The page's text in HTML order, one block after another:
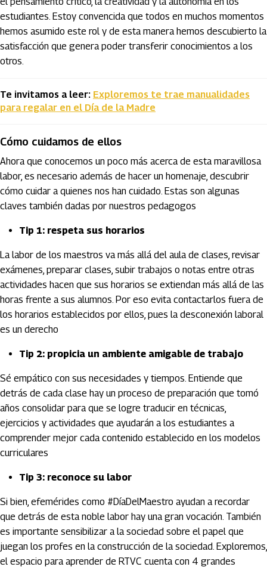
estudiantes. Estoy convencida que todos en muchos momentos
hemos asumido este rol y de esta manera hemos descubierto la
satisfacción que genera poder transferir conocimientos a los
otros.
Te invitamos a leer: Exploremos te trae manualidades
para regalar en el Día de la Madre
Cómo cuidamos de ellos
Ahora que conocemos un poco más acerca de esta maravillosa
labor, es necesario además de hacer un homenaje, descubrir
cómo cuidar a quienes nos han cuidado. Estas son algunas
claves también dadas por nuestros pedagogos
Tip 1: respeta sus horarios
La labor de los maestros va más allá del aula de clases, revisar
exámenes, preparar clases, subir trabajos o notas entre otras
actividades hacen que sus horarios se extiendan más allá de las
horas frente a sus alumnos. Por eso evita contactarlos fuera de
los horarios establecidos por ellos, pues la desconexión laboral
es un derecho
Tip 2: propicia un ambiente amigable de trabajo
Sé empático con sus necesidades y tiempos. Entiende que
detrás de cada clase hay un proceso de preparación que tomó
años consolidar para que se logre traducir en técnicas,
ejercicios y actividades que ayudarán a los estudiantes a
comprender mejor cada contenido establecido en los modelos
curriculares
Tip 3: reconoce su labor
Si bien, efemérides como #DíaDelMaestro ayudan a recordar
que detrás de esta noble labor hay una gran vocación. También
es importante sensibilizar a la sociedad sobre el papel que
juegan los profes en la construcción de la sociedad. Exploremos,
el espacio para aprender de RTVC cuenta con 4 grandes